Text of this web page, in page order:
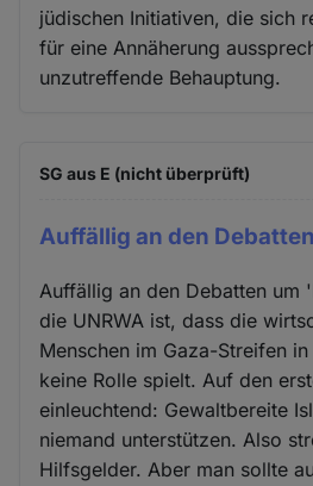
jüdischen Initiativen, die sich
für eine Annäherung
unzutreffende Behauptung.
SG aus E (nicht überprüft)
Auffällig an den
Auffällig an den Debatten um
die UNRWA ist, dass die
Menschen im Gaza-Streifen
keine Rolle spielt. Auf den
einleuchtend: Gewaltbereite
niemand unterstützen. Also
Hilfsgelder. Aber man sollte